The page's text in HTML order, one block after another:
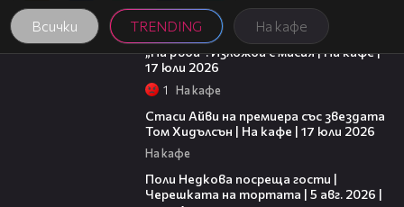
Всички TRENDING На кафе
09:09
„На ръба“: Изложба с мисия | На кафе |
17 юли 2026
1 На кафе
Стаси Айви на премиера със звездата
Том Хидълсън | На кафе | 17 юли 2026
На кафе
Поли Недкова посреща гости |
Черешката на тортата | 5 авг. 2026 |